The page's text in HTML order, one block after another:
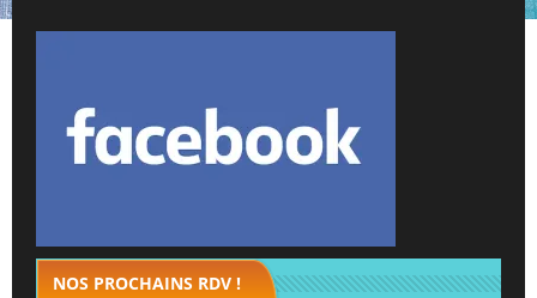
NOS PROCHAINS RDV !